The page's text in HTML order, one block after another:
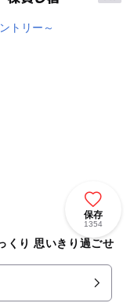
保存
1354
くり 思いきり過ごせ